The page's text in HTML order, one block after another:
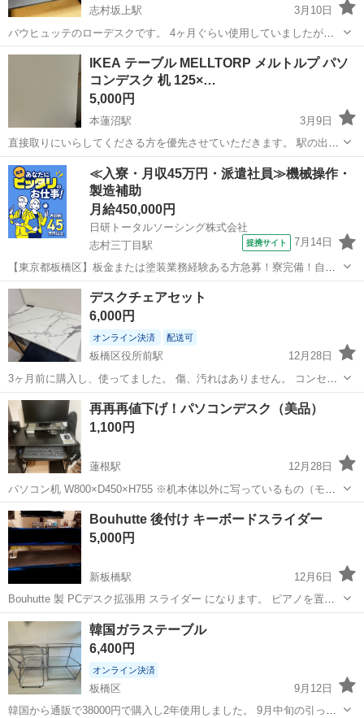
志村坂上駅
3月10日
バウヒュッテのローデスクです。 4ヶ月ぐらい使用していましたが、
引っ越しにつき出品しました。美品です。 定価29000を半額ですので
かなり安いと思います。 以下Urlのサイズ120cm×55cmのものになりま
東京 板橋区 志村坂上駅 バウヒュッテ
IKEA テーブル MELLTORP メルトルプ パソ
コンデスク 机 125×…
5,000円
本蓮沼駅
3月9日
直接取りにいらしてくださる方を優先させていただきます。 駅の出口
近くまででしたら運びます。 日時はご都合に合わせます。 脚を外した
状態でのお渡しにさせていただきます。取り付けは六角レンチで簡単
だった覚えがあります。 ...
東京 板橋区 本蓮沼駅 テーブル メルトルプ
≪入寮・月収45万円・派遣社員≫機械操作・
製造補助
月給450,000円
日研トータルソーシング株式会社
志村三丁目駅
提携サイト 7月14日
【東京都板橋区】板金または塗装業務経験ある方急募！寮完備！自動
車の板金塗装《お仕事No.5A470-AMS》 お仕事について 指定自動車整
備工場での自動車の板金塗装および付随業務。 ※業務の変更、就業場
所の変更の範囲、契...
東京 板橋区 志村三丁目駅 その他
デスクチェアセット
6,000円
オンライン決済 配送可
板橋区役所前駅
12月28日
3ヶ月前に購入し、使ってました。 傷、汚れはありません。 コンセン
ト付き
東京 板橋区 板橋区役所前駅 テーブル デスク
再再再値下げ！パソコンデスク（美品）
1,100円
蓮根駅
12月28日
パソコン机 W800×D450×H755 ※机本体以外に写っているもの（モニ
ターやケーブル、パソコン台、ギターケースなど）は付属しません。
多少使用感ありますが、美品です。 壊れているところはありません。
車で取りに来れる...
東京 板橋区 テーブル デスク
Bouhutte 後付け キーボードスライダー
5,000円
新板橋駅
12月6日
Bouhutte 製 PCデスク拡張用 スライダー になります。 ピアノを置い
たり、キーボードを置いたりしていました。 高さ最大が、 スライダー
天板上 から デスク天板底まで 10cmちょうどです。
東京 板橋区 新板橋駅 テーブル
韓国ガラステーブル
6,400円
オンライン決済
板橋区
9月12日
韓国から通販で38000円で購入し2年使用しました。 9月中旬の引っ越